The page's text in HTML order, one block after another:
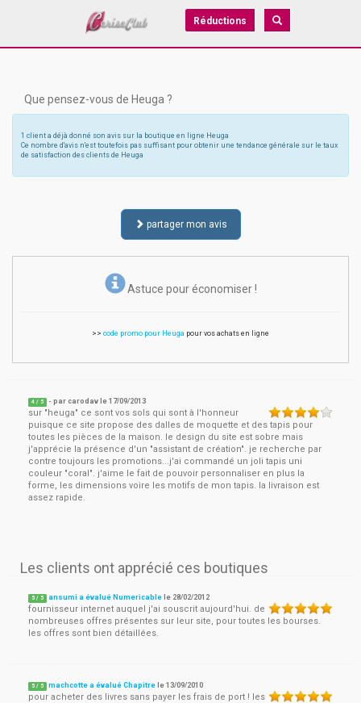
Réductions
Que pensez-vous de Heuga ?
1 client a déjà donné son avis sur la boutique en ligne Heuga
Ce nombre d'avis n'est toutefois pas suffisant pour obtenir une tendance générale sur le taux
de satisfaction des clients de Heuga
partager mon avis
Astuce pour économiser !
>> code promo pour Heuga pour vos achats en ligne
4 / 5 - parcarodav le17/09/2013
sur "heuga" ce sont vos sols qui sont à l'honneur
puisque ce site propose des dalles de moquette et des tapis pour
toutes les pièces de la maison. le design du site est sobre mais
j'apprécie la présence d'un "assistant de création". je recherche par
contre toujours les promotions...j'ai commandé un joli tapis uni
couleur "coral". j'aime le fait de pouvoir personnaliser en plus la
forme, les dimensions voire les motifs de mon tapis. la livraison est
assez rapide.
Les clients ont apprécié ces boutiques
5 / 5 ansumi a évalué Numericable le 28/02/2012
fournisseur internet auquel j'ai souscrit aujourd'hui. de
nombreuses offres présentes sur leur site, pour toutes les bourses.
les offres sont bien détaillées.
5 / 5 machcotte a évalué Chapitre le13/09/2010
pour acheter des livres sans payer les frais de port ! les